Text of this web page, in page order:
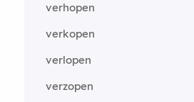
verhopen
verkopen
verlopen
verzopen